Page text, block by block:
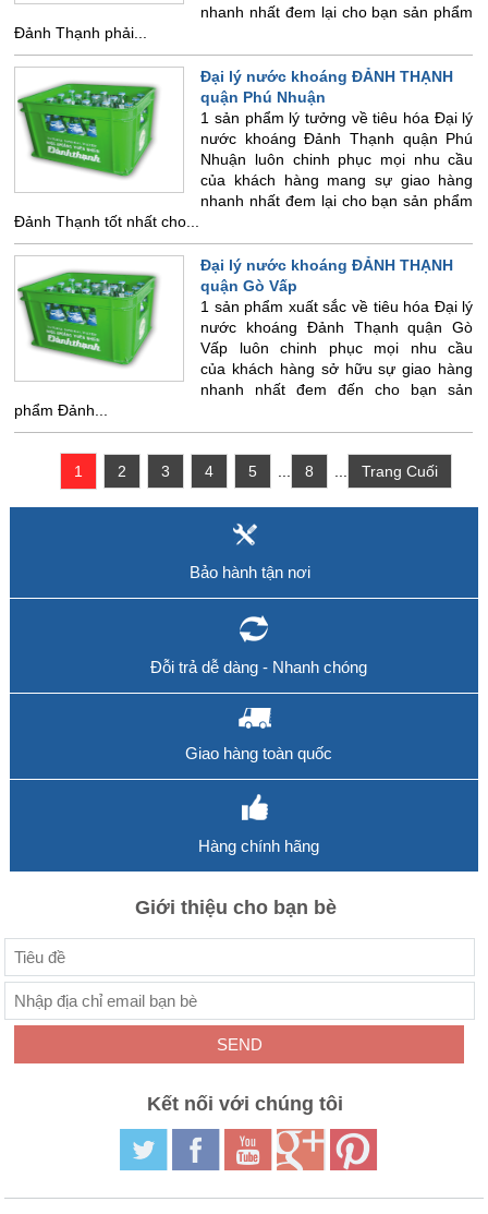
nhanh nhất đem lại cho bạn sản phẩm
Đảnh Thạnh phải...
Đại lý nước khoáng ĐẢNH THẠNH
quận Phú Nhuận
1 sản phẩm lý tưởng về tiêu hóa Đại lý
nước khoáng Đảnh Thạnh quận Phú
Nhuận luôn chinh phục mọi nhu cầu
của khách hàng mang sự giao hàng
nhanh nhất đem lại cho bạn sản phẩm
Đảnh Thạnh tốt nhất cho...
Đại lý nước khoáng ĐẢNH THẠNH
quận Gò Vấp
1 sản phẩm xuất sắc về tiêu hóa Đại lý
nước khoáng Đảnh Thạnh quận Gò
Vấp luôn chinh phục mọi nhu cầu
của khách hàng sở hữu sự giao hàng
nhanh nhất đem đến cho bạn sản
phẩm Đảnh...
1 2 3 4 5 8 Trang Cuối
Bảo hành tận nơi
Đỗi trả dễ dàng - Nhanh chóng
Giao hàng toàn quốc
Hàng chính hãng
Giới thiệu cho bạn bè
Kết nối với chúng tôi